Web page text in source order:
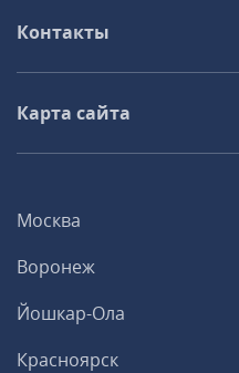
Москва
Воронеж
Йошкар-Ола
Красноярск
Контакты
Карта сайта